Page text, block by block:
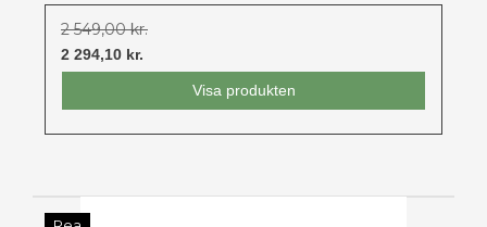
2 549,00 kr.
2 294,10 kr.
Visa produkten